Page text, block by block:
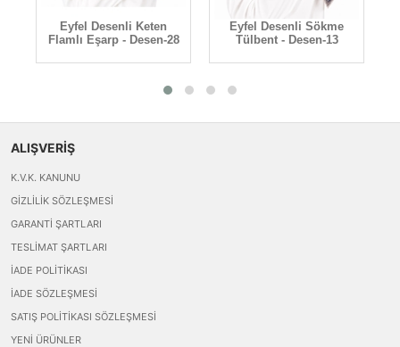
Eyfel Desenli Keten
Flamlı Eşarp - Desen-28
Eyfel Desenli Sökme
Tülbent - Desen-13
ALIŞVERİŞ
K.V.K. KANUNU
GIZLILIK SÖZLEŞMESI
GARANTI ŞARTLARI
TESLIMAT ŞARTLARI
İADE POLITIKASI
İADE SÖZLEŞMESI
SATIŞ POLITIKASI SÖZLEŞMESI
YENI ÜRÜNLER